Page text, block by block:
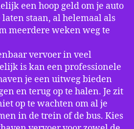
een hoop geld om je auto
staan, al helemaal als
meerdere weken weg te
vervoer in veel
is kan een professionele
je een uitweg bieden
en terug op te halen. Je zit
op te wachten om al je
in de trein of de bus. Kies